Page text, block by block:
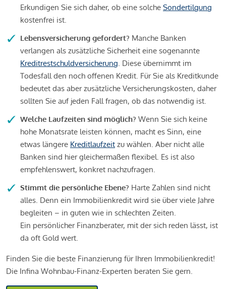
Erkundigen Sie sich daher, ob eine solche Sondertilgung
kostenfrei ist.
Lebensversicherung gefordert? Manche Banken
verlangen als zusätzliche Sicherheit eine sogenannte
Kreditrestschuldversicherung. Diese übernimmt im
Todesfall den noch offenen Kredit. Für Sie als Kreditkunde
bedeutet das aber zusätzliche Versicherungskosten, daher
sollten Sie auf jeden Fall fragen, ob das notwendig ist.
Welche Laufzeiten sind möglich? Wenn Sie sich keine
hohe Monatsrate leisten können, macht es Sinn, eine
etwas längere Kreditlaufzeit zu wählen. Aber nicht alle
Banken sind hier gleichermaßen flexibel. Es ist also
empfehlenswert, konkret nachzufragen.
Stimmt die persönliche Ebene? Harte Zahlen sind nicht
alles. Denn ein Immobilienkredit wird sie über viele Jahre
begleiten – in guten wie in schlechten Zeiten.
Ein persönlicher Finanzberater, mit der sich reden lässt, ist
da oft Gold wert.
Finden Sie die beste Finanzierung für Ihren Immobilienkredit!
Die Infina Wohnbau-Finanz-Experten beraten Sie gern.